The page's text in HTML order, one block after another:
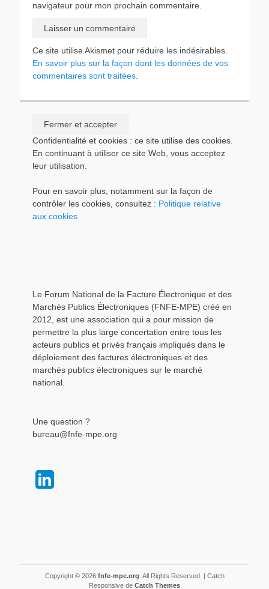
navigateur pour mon prochain commentaire.
Ce site utilise Akismet pour réduire les indésirables.
En savoir plus sur la façon dont les données de vos
commentaires sont traitées
Confidentialité et cookies : ce site utilise des cookies.
En continuant à utiliser ce site Web, vous acceptez
leur utilisation.
Pour en savoir plus, notamment sur la façon de
contrôler les cookies, consultez : Politique relative
aux cookies
Le Forum National de la Facture Électronique et des
Marchés Publics Électroniques (FNFE-MPE) créé en
2012, est une association qui a pour mission de
permettre la plus large concertation entre tous les
acteurs publics et privés français impliqués dans le
déploiement des factures électroniques et des
marchés publics électroniques sur le marché
national.
Une question ?
bureau@fnfe-mpe.org
Copyright © 2026 fnfe-mpe.org . All Rights Reserved. | Catch
Responsive de Catch Themes